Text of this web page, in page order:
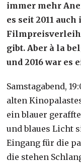
immer mehr
es seit 2011
gibt. Aber à la
und 2016 war es
Samstagabend,
alten
ein blauer
und blaues Licht
Eingang für die
die stehen